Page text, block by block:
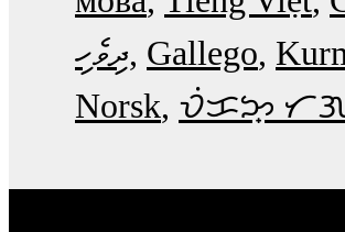
ދިވެހި Gallego
Norsk ᜏᜒᜃᜅ᜔